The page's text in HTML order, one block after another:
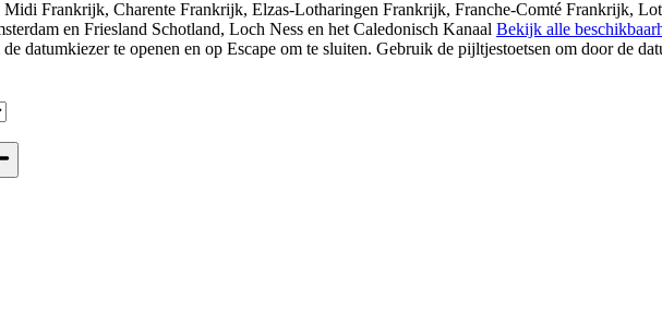
Midi Frankrijk, Charente Frankrijk, Elzas-Lotharingen Frankrijk, Franche-Comté Frankrijk, Lot
en Friesland Schotland, Loch Ness en het Caledonisch Kanaal Bekijk alle
datumkiezer te openen en op Escape om te sluiten. Gebruik de pijltjestoetsen om door de